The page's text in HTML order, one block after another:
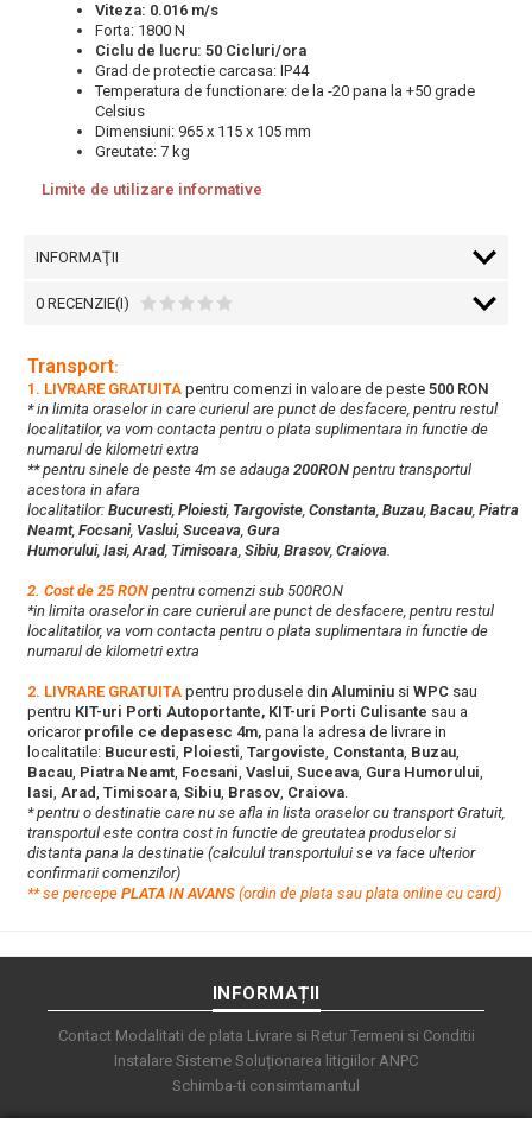
Viteza: 0.016 m/s
Forta: 1800 N
Ciclu de lucru: 50 Cicluri/ora
Grad de protectie carcasa: IP44
Temperatura de functionare: de la -20 pana la +50 grade
Celsius
Dimensiuni: 965 x 115 x 105 mm
Greutate: 7 kg
Limite de utilizare informative
INFORMAŢII
0 RECENZIE(I)
Transport:
1. LIVRARE GRATUITA pentru comenzi in valoare de peste 500 RON
* in limita oraselor in care curierul are punct de desfacere, pentru restul
localitatilor, va vom contacta pentru o plata suplimentara in functie de
numarul de kilometri extra
** pentru sinele de peste 4m se adauga 200RON pentru transportul
acestora in afara
localitatilor: Bucuresti, Ploiesti, Targoviste, Constanta, Buzau, Bacau, Piatra
Neamt, Focsani, Vaslui, Suceava, Gura
Humorului, Iasi,Arad, Timisoara, Sibiu, Brasov, Craiova.
2. Cost de 25 RON pentru comenzi sub 500RON
*in limita oraselor in care curierul are punct de desfacere, pentru restul
localitatilor, va vom contacta pentru o plata suplimentara in functie de
numarul de kilometri extra
2. LIVRARE GRATUITA pentru produsele din Aluminiu si WPC sau
pentru KIT-uri Porti Autoportante, KIT-uri Porti Culisante sau a
oricarorprofile ce depasesc 4m, pana la adresa de livrare in
localitatile: Bucuresti, Ploiesti, Targoviste, Constanta, Buzau,
Bacau, Piatra Neamt, Focsani, Vaslui, Suceava, Gura Humorului,
Iasi, Arad, Timisoara, Sibiu, Brasov, Craiova.
* pentru o destinatie care nu se afla in lista oraselor cu transport Gratuit,
transportul este contra cost in functie de greutatea produselor si
distanta pana la destinatie (calculul transportului se va face ulterior
confirmarii comenzilor)
**se percepe PLATA IN AVANS (ordin de plata sau plata online cu card)
INFORMAȚII
Contact Modalitati de plata Livrare si Retur Termeni si Conditii
Instalare Sisteme Soluționarea litigiilor ANPC
Schimba-ti consimtamantul